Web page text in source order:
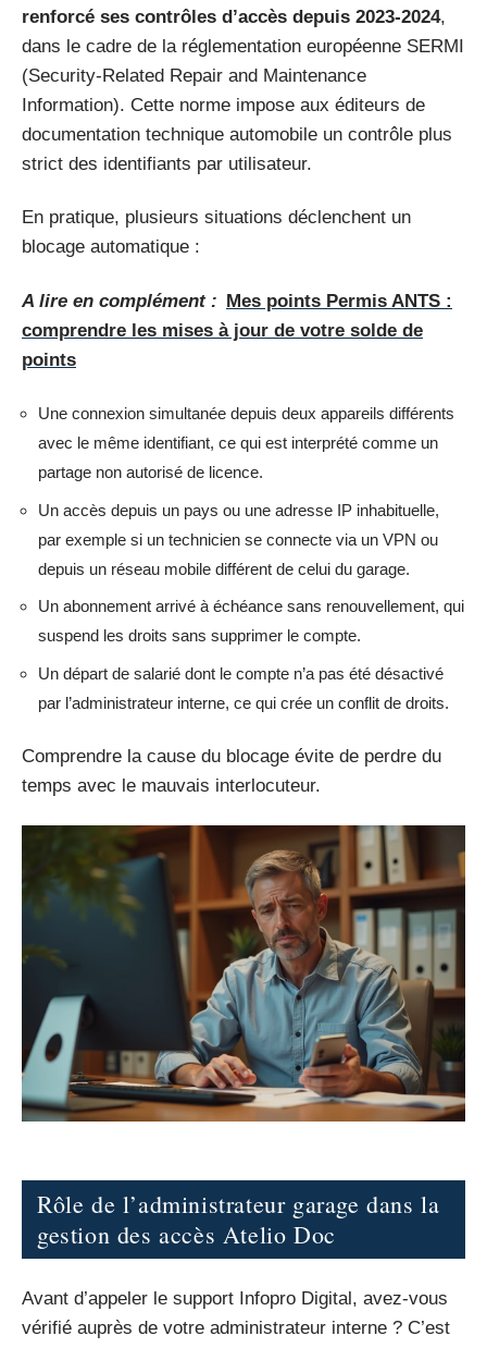
renforcé ses contrôles d’accès depuis 2023-2024,
dans le cadre de la réglementation européenne SERMI
(Security-Related Repair and Maintenance
Information). Cette norme impose aux éditeurs de
documentation technique automobile un contrôle plus
strict des identifiants par utilisateur.
En pratique, plusieurs situations déclenchent un
blocage automatique :
A lire en complément : Mes points Permis ANTS :
comprendre les mises à jour de votre solde de
points
Une connexion simultanée depuis deux appareils différents
avec le même identifiant, ce qui est interprété comme un
partage non autorisé de licence.
Un accès depuis un pays ou une adresse IP inhabituelle,
par exemple si un technicien se connecte via un VPN ou
depuis un réseau mobile différent de celui du garage.
Un abonnement arrivé à échéance sans renouvellement, qui
suspend les droits sans supprimer le compte.
Un départ de salarié dont le compte n’a pas été désactivé
par l’administrateur interne, ce qui crée un conflit de droits.
Comprendre la cause du blocage évite de perdre du
temps avec le mauvais interlocuteur.
Rôle de l’administrateur garage dans la
gestion des accès Atelio Doc
Avant d’appeler le support Infopro Digital, avez-vous
vérifié auprès de votre administrateur interne ? C’est